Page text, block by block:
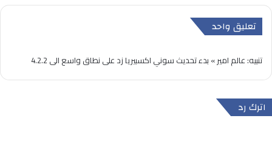
تعليق واحد
تنبيه:عالم امير » بدء تحديث سوني اكسبيريا زد على نطاق واسع الى 4.2.2
اترك رد